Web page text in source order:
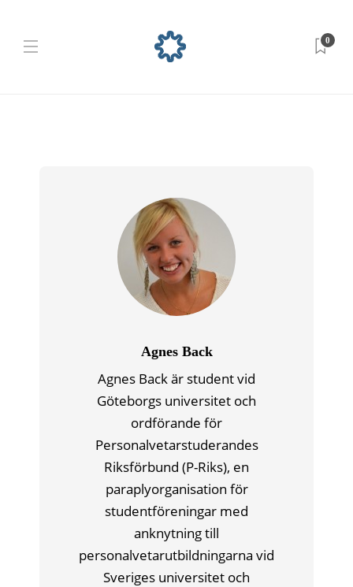
0
Agnes Back
Agnes Back är student vid
Göteborgs universitet och
ordförande för
Personalvetarstuderandes
Riksförbund (P-Riks), en
paraplyorganisation för
studentföreningar med
anknytning till
personalvetarutbildningarna vid
Sveriges universitet och